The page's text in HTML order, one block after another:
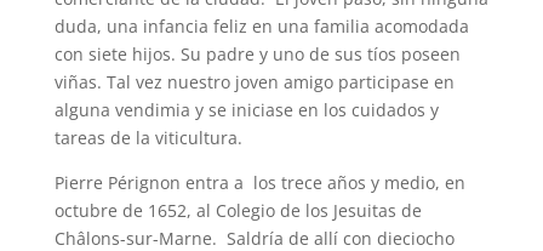
duda, una infancia feliz en una familia acomodada
con siete hijos. Su padre y uno de sus tíos poseen
viñas. Tal vez nuestro joven amigo participase en
alguna vendimia y se iniciase en los cuidados y
tareas de la viticultura.
Pierre Pérignon entra a los trece años y medio, en
octubre de 1652, al Colegio de los Jesuitas de
Châlons-sur-Marne. Saldría de allí con dieciocho